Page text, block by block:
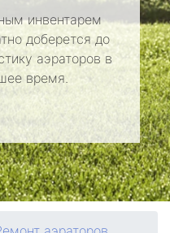
инвентарем
доберется до
аэраторов в
время.